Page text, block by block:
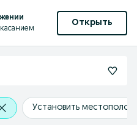
Открыть
Установить